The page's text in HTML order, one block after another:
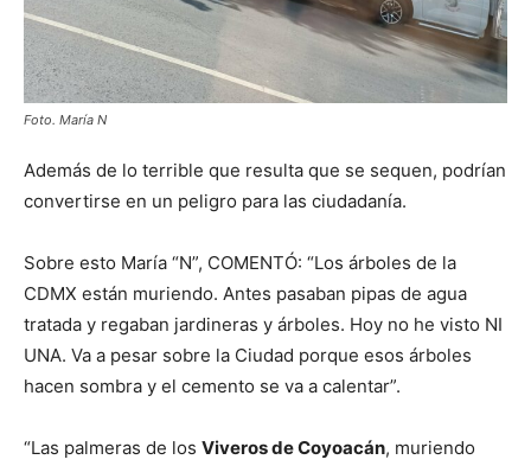
Foto. María N
Además de lo terrible que resulta que se sequen, podrían
convertirse en un peligro para las ciudadanía.
Sobre esto María “N”, COMENTÓ: “Los árboles de la
CDMX están muriendo. Antes pasaban pipas de agua
tratada y regaban jardineras y árboles. Hoy no he visto NI
UNA. Va a pesar sobre la Ciudad porque esos árboles
hacen sombra y el cemento se va a calentar”.
“Las palmeras de los Viveros de Coyoacán, muriendo